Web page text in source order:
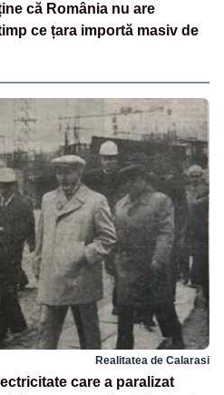
că România nu are
ce țara importă masiv de
Realitatea de Calarasi
care a paralizat